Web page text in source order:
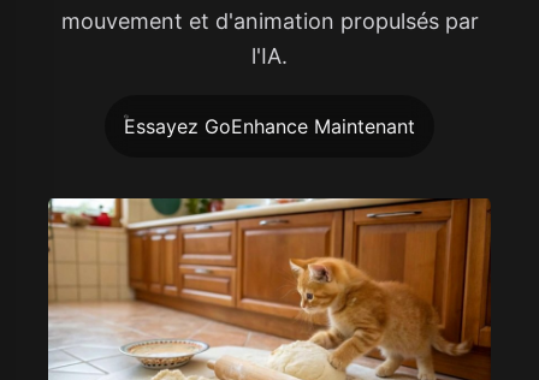
mouvement et d'animation propulsés par
l'IA.
Essayez GoEnhance Maintenant